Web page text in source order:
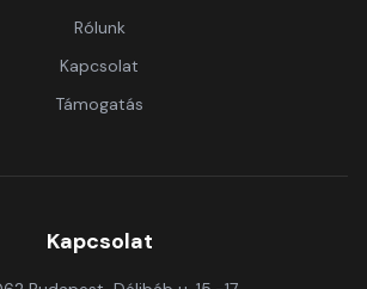
Rólunk
Kapcsolat
Támogatás
Kapcsolat